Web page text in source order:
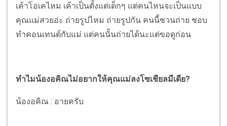
เค้าโอเคไหม เค้าเป็นตั้งแต่เด็กๆ แต่คนไหนจะเป็นแบบ
คุณแม่สวยอ่ะ ถ่ายรูปไหม ถ่ายรูปกัน คนนี้ชวนถ่าย ชอบ
ทำคอนเทนต์กับแม่ แต่คนนั้นถ่ายได้นะแต่ขอดูก่อน
ทำไมน้องอคิณไม่อยากให้คุณแม่ลงโซเชียลมีเดีย?
น้องอคิณ : อายครับ